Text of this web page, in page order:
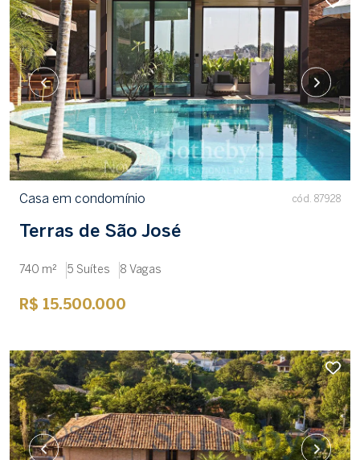
Casa em condomínio cód. 87928
Terras de São José
740 m² 5 Suítes 8 Vagas
R$ 15.500.000